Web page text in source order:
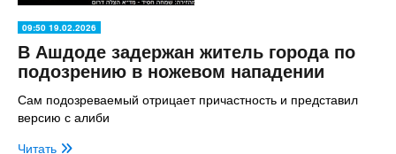
09:50 19.02.2026
В Ашдоде задержан житель города по
подозрению в ножевом нападении
Сам подозреваемый отрицает причастность и представил
версию с алиби
Читать